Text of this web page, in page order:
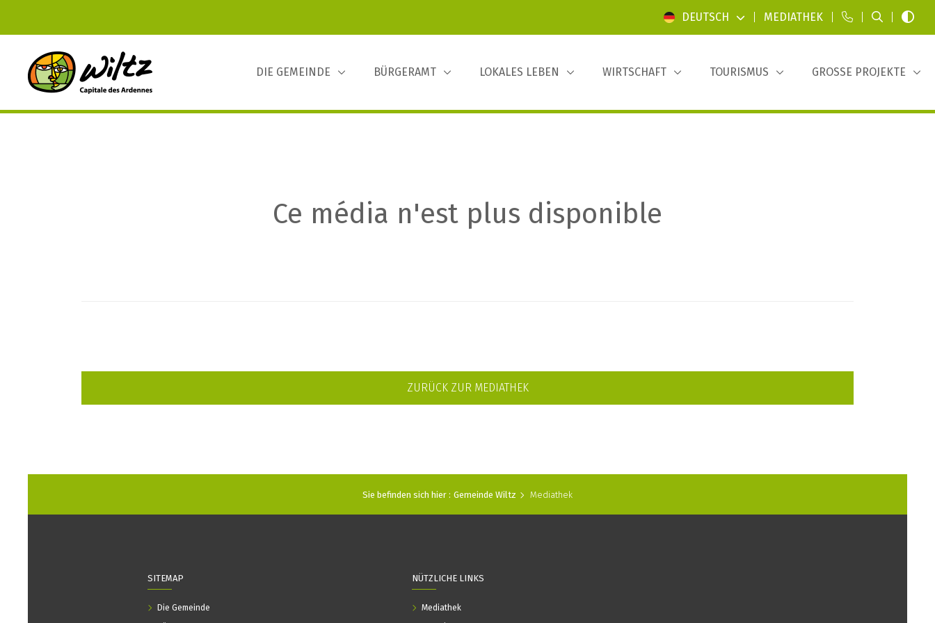
DEUTSCH MEDIATHEK
DIE GEMEINDE BÜRGERAMT LOKALES LEBEN WIRTSCHAFT TOURISMUS GROSSE PROJEKTE
Ce média n'est plus disponible
ZURÜCK ZUR MEDIATHEK
Sie befinden sich hier : Gemeinde Wiltz Mediathek
SITEMAP
Die Gemeinde
NÜTZLICHE LINKS
Mediathek